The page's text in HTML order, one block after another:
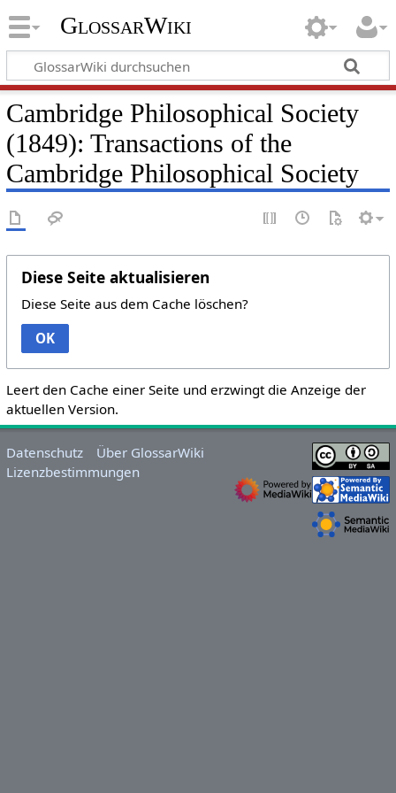
GlossarWiki
Cambridge Philosophical Society
(1849): Transactions of the
Cambridge Philosophical Society
Diese Seite aktualisieren
Diese Seite aus dem Cache löschen?
OK
Leert den Cache einer Seite und erzwingt die Anzeige der
aktuellen Version.
Datenschutz
Über GlossarWiki
Lizenzbestimmungen